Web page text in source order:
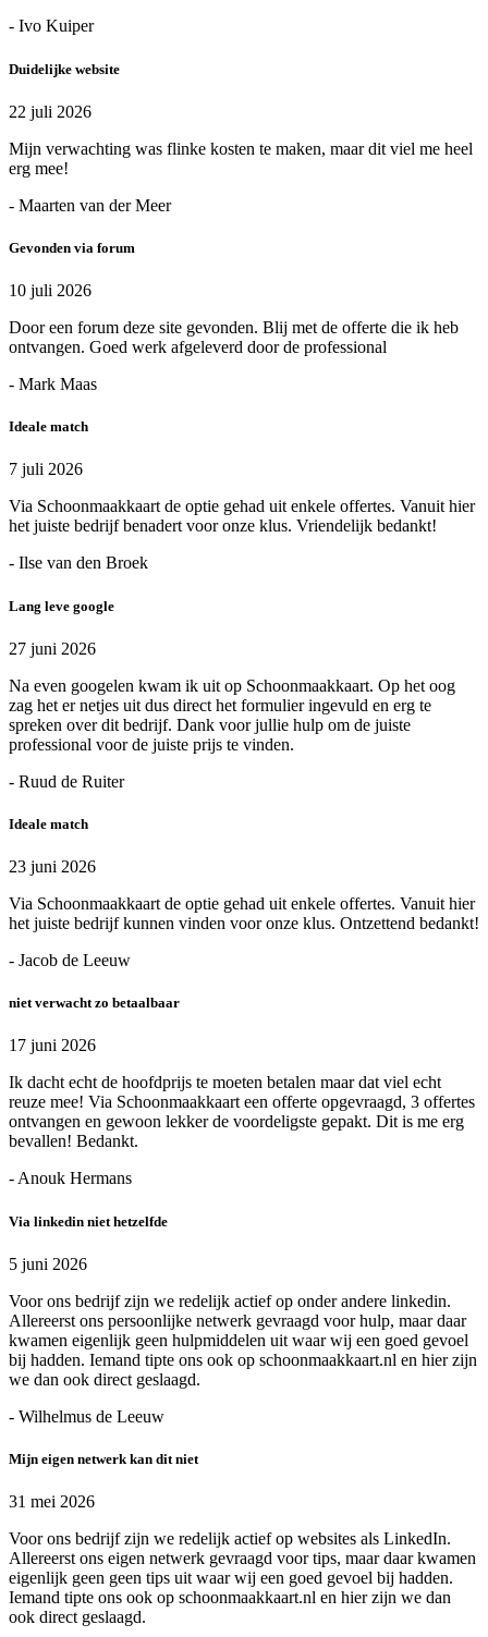
- Ivo Kuiper
Duidelijke website
22 juli 2026
Mijn verwachting was flinke kosten te maken, maar dit viel me heel
erg mee!
- Maarten van der Meer
Gevonden via forum
10 juli 2026
Door een forum deze site gevonden. Blij met de offerte die ik heb
ontvangen. Goed werk afgeleverd door de professional
- Mark Maas
Ideale match
7 juli 2026
Via Schoonmaakkaart de optie gehad uit enkele offertes. Vanuit hier
het juiste bedrijf benadert voor onze klus. Vriendelijk bedankt!
- Ilse van den Broek
Lang leve google
27 juni 2026
Na even googelen kwam ik uit op Schoonmaakkaart. Op het oog
zag het er netjes uit dus direct het formulier ingevuld en erg te
spreken over dit bedrijf. Dank voor jullie hulp om de juiste
professional voor de juiste prijs te vinden.
- Ruud de Ruiter
Ideale match
23 juni 2026
Via Schoonmaakkaart de optie gehad uit enkele offertes. Vanuit hier
het juiste bedrijf kunnen vinden voor onze klus. Ontzettend bedankt!
- Jacob de Leeuw
niet verwacht zo betaalbaar
17 juni 2026
Ik dacht echt de hoofdprijs te moeten betalen maar dat viel echt
reuze mee! Via Schoonmaakkaart een offerte opgevraagd, 3 offertes
ontvangen en gewoon lekker de voordeligste gepakt. Dit is me erg
bevallen! Bedankt.
- Anouk Hermans
Via linkedin niet hetzelfde
5 juni 2026
Voor ons bedrijf zijn we redelijk actief op onder andere linkedin.
Allereerst ons persoonlijke netwerk gevraagd voor hulp, maar daar
kwamen eigenlijk geen hulpmiddelen uit waar wij een goed gevoel
bij hadden. Iemand tipte ons ook op schoonmaakkaart.nl en hier zijn
we dan ook direct geslaagd.
- Wilhelmus de Leeuw
Mijn eigen netwerk kan dit niet
31 mei 2026
Voor ons bedrijf zijn we redelijk actief op websites als LinkedIn.
Allereerst ons eigen netwerk gevraagd voor tips, maar daar kwamen
eigenlijk geen geen tips uit waar wij een goed gevoel bij hadden.
Iemand tipte ons ook op schoonmaakkaart.nl en hier zijn we dan
ook direct geslaagd.